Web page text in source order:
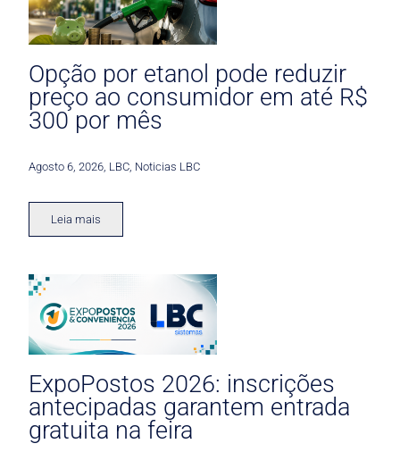
Opção por etanol pode reduzir
preço ao consumidor em até R$
300 por mês
Agosto 6, 2026 LBC Noticias LBC
Leia mais
ExpoPostos 2026: inscrições
antecipadas garantem entrada
gratuita na feira